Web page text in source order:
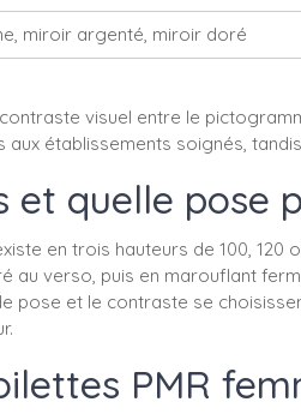
miroir argenté, miroir doré
visuel entre le
aux établissements soignés,
et quelle
en trois hauteurs de 100,
au verso, puis en marouflant
pose et le contraste se
PMR